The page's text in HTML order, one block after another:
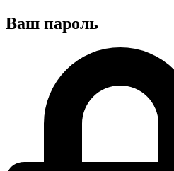
Ваш пароль